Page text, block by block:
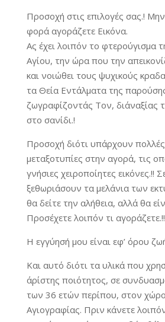
Προσοχή στις επιλογές σας.! Μην
φορά αγοράζετε Εικόνα.
Ας έχει λοιπόν το φτερούγισμα
Αγίου, την ώρα που την
και νοιώθει τους ψυχικούς
τα Θεία Εντάλματα της
ζωγραφίζοντάς Τον, δι΄αναξίας
στο σανίδι.!
Προσοχή διότι υπάρχουν
μεταξοτυπίες στην αγορά, τις
γνήσιες χειροποίητες εικόνες.!!
ξεθωριάσουν τα μελάνια των
θα δείτε την αλήθεια, αλλά θα
Προσέχετε λοιπόν τι αγοράζετε.!!
Η εγγύησή μου είναι εφ’ όρου
Και αυτό διότι τα υλικά που
άρίστης ποιότητος, σε
των 36 ετών περίπου, στον
Αγιογραφίας. Πριν κάνετε